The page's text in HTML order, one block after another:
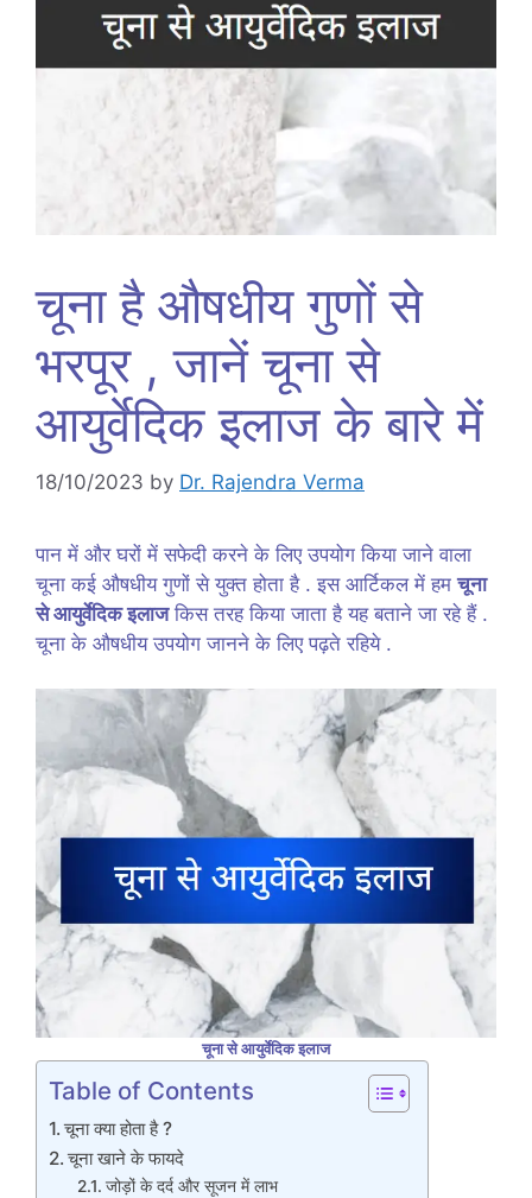
चूना है औषधीय गुणों से
भरपूर , जानें चूना से
आयुर्वेदिक इलाज के बारे में
18/10/2023 by Dr. Rajendra Verma
पान में और घरों में सफेदी करने के लिए उपयोग किया जाने वाला
चूना कई औषधीय गुणों से युक्त होता है . इस आर्टिकल में हमचूना
से आयुर्वेदिक इलाजकिस तरह किया जाता है यह बताने जा रहे हैं .
चूना के औषधीय उपयोग जानने के लिए पढ़ते रहिये .
चूना से आयुर्वेदिक इलाज
Table of Contents
चूना क्या होता है ?
चूना खाने के फायदे
जोड़ों के दर्द और सूजन में लाभ